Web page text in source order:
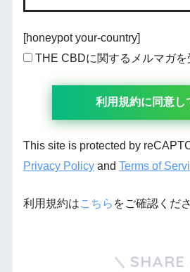
[honeypot your-country]
THE CBDに関するメルマガを
This site is protected by
Privacy Policyand Terms of
利用規約はこちら をご確認くださ
SHARE